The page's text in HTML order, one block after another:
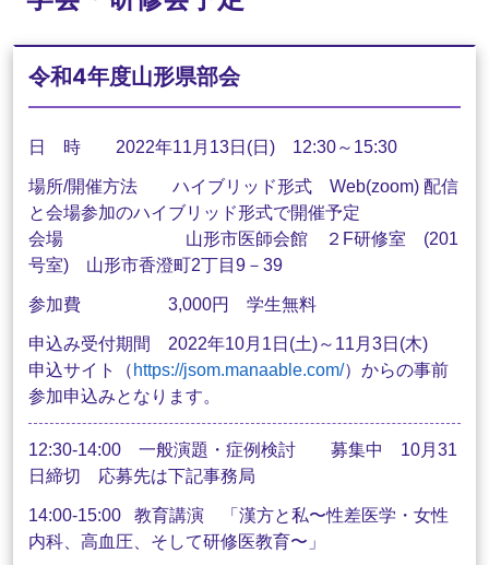
令和4年度山形県部会
日 時 2022年11月13日(日) 12:30～15:30
場所/開催方法 ハイブリッド形式 Web(zoom) 配信
と会場参加のハイブリッド形式で開催予定
会場 山形市医師会館 ２F研修室 (201
号室) 山形市香澄町2丁目9－39
参加費 3,000円 学生無料
申込み受付期間 2022年10月1日(土)～11月3日(木)
申込サイト（ https://jsom.manaable.com/）からの事前
参加申込みとなります。
12:30-14:00 一般演題・症例検討 募集中 10月31
日締切 応募先は下記事務局
14:00-15:00 教育講演 「漢方と私〜性差医学・女性
内科、高血圧、そして研修医教育〜」